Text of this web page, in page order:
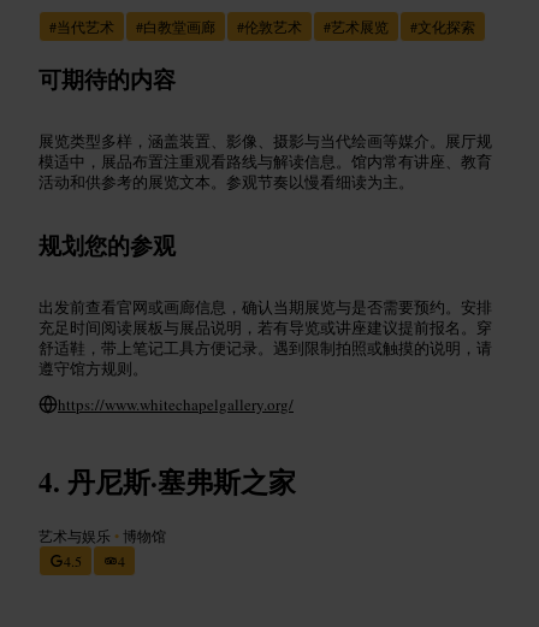
#当代艺术 #白教堂画廊 #伦敦艺术 #艺术展览 #文化探索
可期待的内容
展览类型多样，涵盖装置、影像、摄影与当代绘画等媒介。展厅规
模适中，展品布置注重观看路线与解读信息。馆内常有讲座、教育
活动和供参考的展览文本。参观节奏以慢看细读为主。
规划您的参观
出发前查看官网或画廊信息，确认当期展览与是否需要预约。安排
充足时间阅读展板与展品说明，若有导览或讲座建议提前报名。穿
舒适鞋，带上笔记工具方便记录。遇到限制拍照或触摸的说明，请
遵守馆方规则。
https://www.whitechapelgallery.org/
丹尼斯·塞弗斯之家
艺术与娱乐 •博物馆
4.5
4